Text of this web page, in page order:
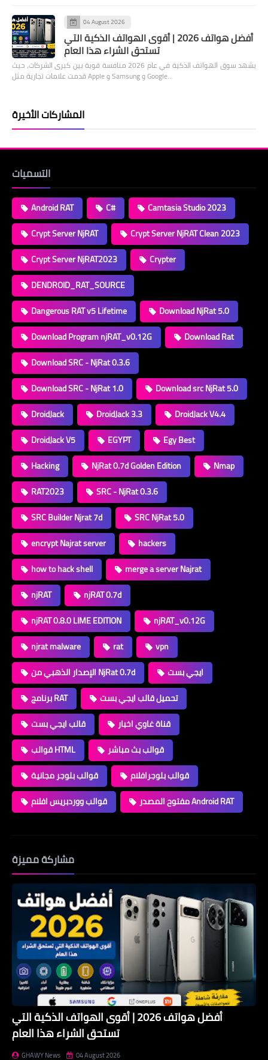
04 August 2026
أفضل هواتف 2026 | أقوى الهواتف الذكية التي
تستحق الشراء هذا العام
يشهد سوق الهواتف الذكية في عام 2026 منافسة قوية بين كبرى الشركات، حيث
قدمت علامات تجارية مثل Apple و Samsung و Google…
المشاركات الأخيرة
التسميات
Android RAT C#
Camtasia Studio 2023
Crypt Server NjRAT
Crypt Server NjRAT Clean 2023
Crypt Server NjRAT2023
Crypter
DENDROID_RAT_SOURCE
Dangerous RAT v5 Lifetime
Download NjRat 5.0
Download Program njRAT_v0.12G
Download Rat
Download SRC - NjRat 0.3.6
Download SRC - NjRat 1.0
Download src NjRat 5.0
DroidJack
DroidJack 3.3
DroidJack V4.4
DroidJack V5
EGYPT
Egy Best
Hacking
NjRat 0.7d Golden Edition
Nmap
RAT2023
SRC - NjRat 0.3.6
SRC Builder Njrat 7d
SRC NjRat 5.0
encrypt Najrat server
hackers
how to hack shell
merge a server Najrat
njRAT
njRAT 0.7d
njRAT 0.8.0 LIME EDITION
njRAT_v0.12G
njrat malware
rat
vpn
الإصدار الذهبي من NjRat 0.7d
ايجي بست
برنامج RAT
تحميل قالب ايجي بست
قالب ايجي بست
قناة غاوي اخبار
قوالب HTML
قوالب بث مباشر
قوالب بلوجر مجانية
قوالب بلوجرافلام
قوالب ووردبريس افلام
مفتوح المصدر Android RAT
مشاركة مميزة
أفضل هواتف 2026 | أقوى الهواتف الذكية التي
تستحق الشراء هذا العام
GHAWY News 04 August 2026